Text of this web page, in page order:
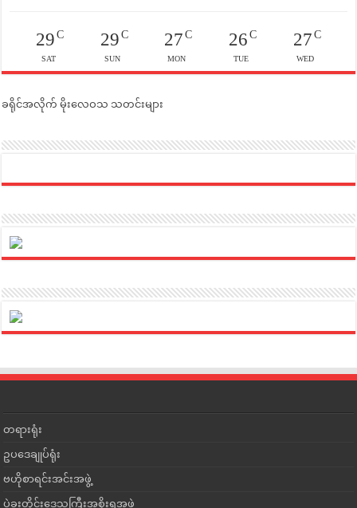
29C
SAT
29C
SUN
27 C
MON
26C
TUE
27C
WED
ခရိုင်အလိုက် မိုးလေဝသ သတင်းများ
တရားရုံး
ဥပဒေချုပ်ရုံး
ဗဟိုစာရင်းအင်းအဖွဲ့
ပဲခူးတိုင်းဒေသကြီးအစိုးရအဖွဲ့